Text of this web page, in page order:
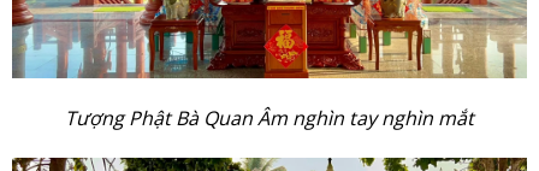
Tượng Phật Bà Quan Âm nghìn tay nghìn mắt